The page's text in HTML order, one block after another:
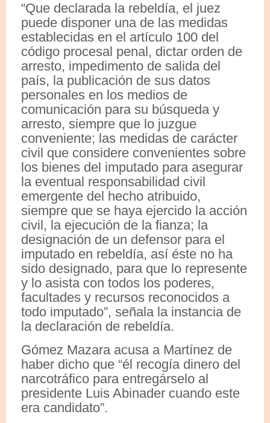
“Que declarada la rebeldía, el juez
puede disponer una de las medidas
establecidas en el artículo 100 del
código procesal penal, dictar orden de
arresto, impedimento de salida del
país, la publicación de sus datos
personales en los medios de
comunicación para su búsqueda y
arresto, siempre que lo juzgue
conveniente; las medidas de carácter
civil que considere convenientes sobre
los bienes del imputado para asegurar
la eventual responsabilidad civil
emergente del hecho atribuido,
siempre que se haya ejercido la acción
civil, la ejecución de la fianza; la
designación de un defensor para el
imputado en rebeldía, así éste no ha
sido designado, para que lo represente
y lo asista con todos los poderes,
facultades y recursos reconocidos a
todo imputado”, señala la instancia de
la declaración de rebeldía.
Gómez Mazara acusa a Martínez de
haber dicho que “él recogía dinero del
narcotráfico para entregárselo al
presidente Luis Abinader cuando este
era candidato”.